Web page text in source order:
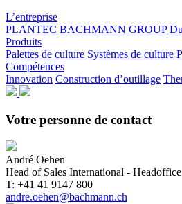
L’entreprise
PLANTEC BACHMANN GROUP
Produits
Palettes de culture Systèmes de culture
Compétences
Innovation Construction d’outillage
Votre personne de contact
André Oehen
Head of Sales International -
T: +41 41 9147 800
andre.oehen@bachmann.ch